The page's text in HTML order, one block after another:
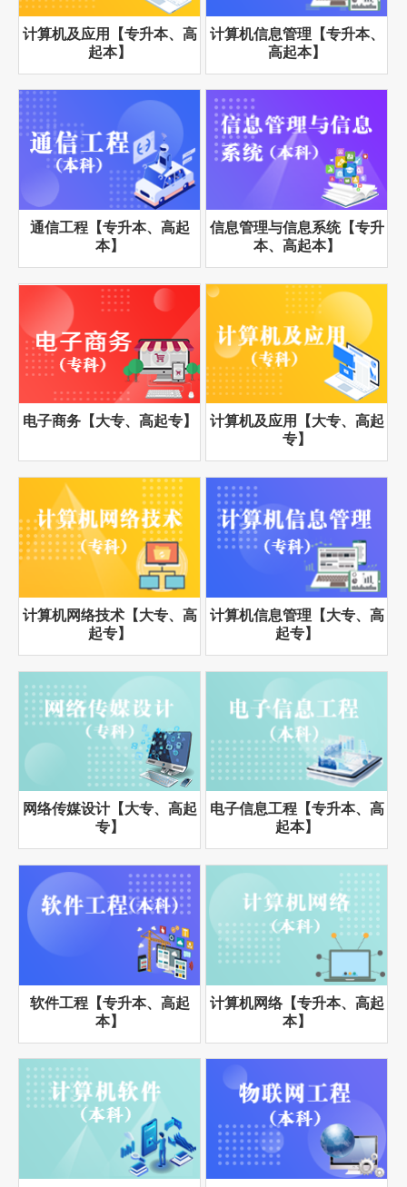
计算机及应用【专升本、高
起本】
计算机信息管理【专升本、
高起本】
通信工程【专升本、高起
本】
信息管理与信息系统【专升
本、高起本】
电子商务【大专、高起专】
计算机及应用【大专、高起
专】
计算机网络技术【大专、高
起专】
计算机信息管理【大专、高
起专】
网络传媒设计【大专、高起
专】
电子信息工程【专升本、高
起本】
软件工程【专升本、高起
本】
计算机网络【专升本、高起
本】